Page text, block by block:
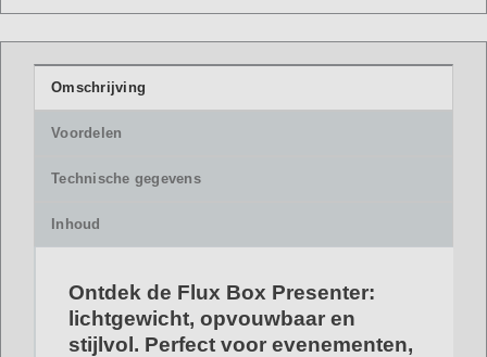
Omschrijving
Voordelen
Technische gegevens
Inhoud
Ontdek de Flux Box Presenter:
lichtgewicht, opvouwbaar en
stijlvol. Perfect voor evenementen,